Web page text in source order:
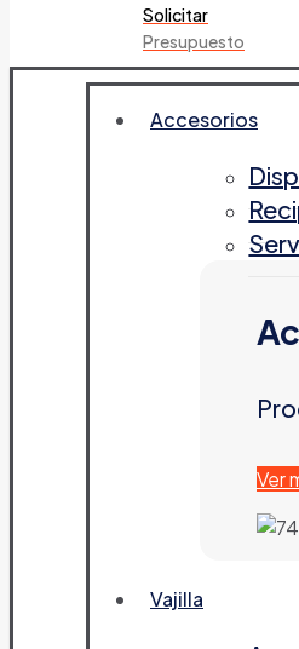
Solicitar
Presupuesto
Accesorios
Ver
Vajilla